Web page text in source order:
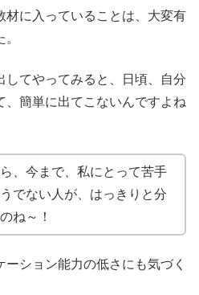
材に入っていることは、大変有
してやってみると、日頃、自分
、簡単に出てこないんですよね
、今まで、私にとって苦手
でない人が、はっきりと分
ね～！
ション能力の低さにも気づく